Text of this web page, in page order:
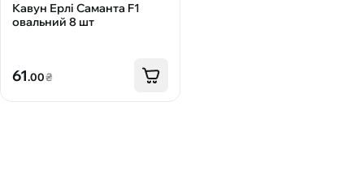
Кавун Ерлі Саманта F1
овальний 8 шт
61.00₴